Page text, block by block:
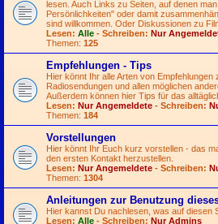
lesen. Auch Links zu Seiten, auf denen
Persönlichkeiten" oder damit
sind willkommen. Oder Diskussionen zu
Lesen: Alle - Schreiben: Nur
Themen: 125
Empfehlungen - Tips
Hier könnt Ihr alle Arten von
Radiosendungen und allen möglichen
Außerdem können hier Tips für das
Lesen: Nur Angemeldete - Schreiben:
Themen: 184
Vorstellungen
Hier könnt Ihr Euch kurz vorstellen - das
den ersten Kontakt herzustellen.
Lesen: Nur Angemeldete - Schreiben:
Themen: 1304
Anleitungen zur Benutzung
Hier kannst Du nachlesen, was auf diesen
Lesen: Alle - Schreiben: Nur Admins